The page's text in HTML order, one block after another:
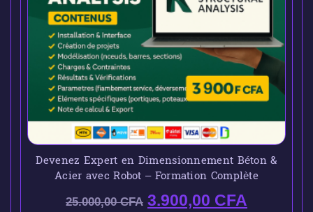
Devenez Expert en Dimensionnement Béton &
Acier avec Robot – Formation Complète
25.000,00CFA 3.900,00 CFA